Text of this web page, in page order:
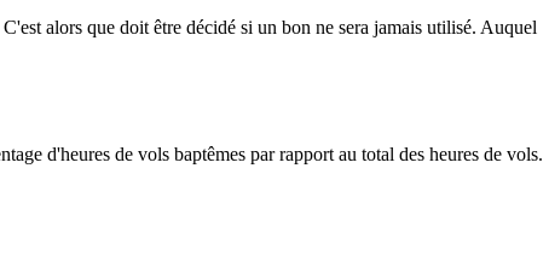
alors que doit être décidé si un bon ne sera jamais utilisé. Auquel
d'heures de vols baptêmes par rapport au total des heures de vols.